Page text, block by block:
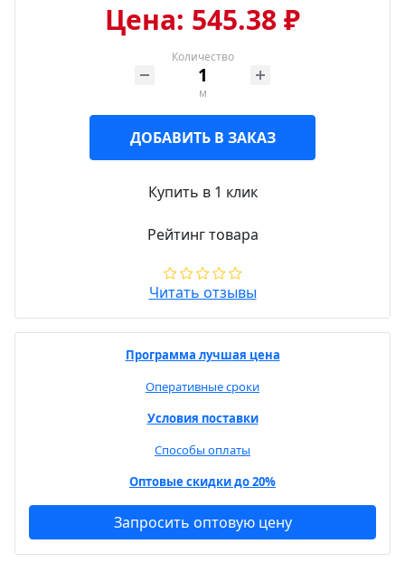
Цена: 545.38 ₽
Количество
м
ДОБАВИТЬ В ЗАКАЗ
Купить в 1 клик
Рейтинг товара
Читать отзывы
Программа лучшая цена
Оперативные сроки
Условия поставки
Способы оплаты
Оптовые скидки до 20%
Запросить оптовую цену